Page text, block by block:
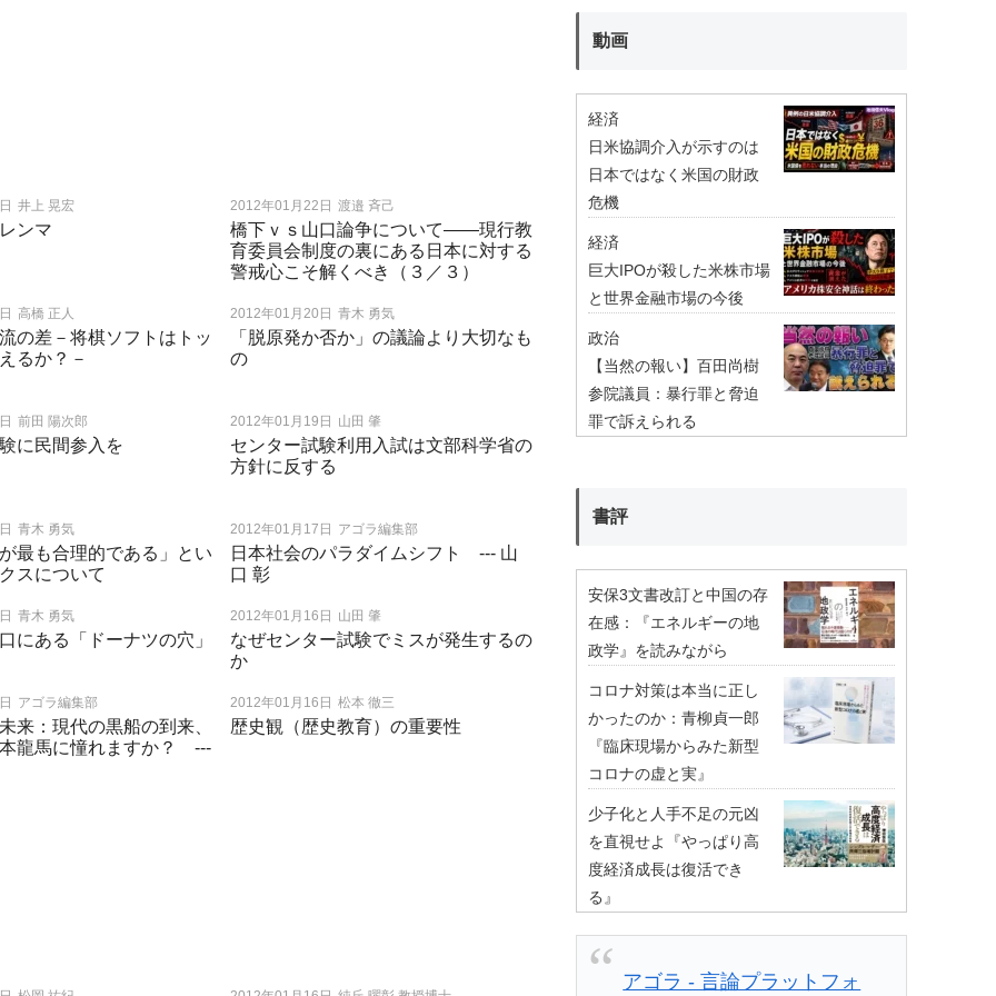
井上 晃宏
ンマ
2012年01月22日 渡邉 斉己
橋下ｖｓ山口論争について――現行教
育委員会制度の裏にある日本に対する
警戒心こそ解くべき（３／３）
高橋 正人
の差－将棋ソフトはトッ
るか？－
2012年01月20日 青木 勇気
「脱原発か否か」の議論より大切なも
の
前田 陽次郎
に民間参入を
2012年01月19日 山田 肇
センター試験利用入試は文部科学省の
方針に反する
青木 勇気
最も合理的である」とい
スについて
2012年01月17日 アゴラ編集部
日本社会のパラダイムシフト --- 山
口 彰
青木 勇気
にある「ドーナツの穴」
2012年01月16日 山田 肇
なぜセンター試験でミスが発生するの
か
アゴラ編集部
来：現代の黒船の到来、
龍馬に憧れますか？ ---
2012年01月16日 松本 徹三
歴史観（歴史教育）の重要性
動画
経済
日米協調介入が示すのは
日本ではなく米国の財政
危機
経済
巨大IPOが殺した米株市場
と世界金融市場の今後
政治
【当然の報い】百田尚樹
参院議員：暴行罪と脅迫
罪で訴えられる
書評
安保3文書改訂と中国の存
在感：『エネルギーの地
政学』を読みながら
コロナ対策は本当に正し
かったのか：青柳貞一郎
『臨床現場からみた新型
コロナの虚と実』
少子化と人手不足の元凶
を直視せよ『やっぱり高
度経済成長は復活でき
る』
アゴラ - 言論プラットフォ